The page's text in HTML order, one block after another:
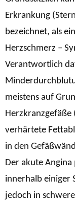
Erkrankung
bezeichnet, als
Herzschmerz –
Verantwortlich
meistens auf
verhärtete
in den
Der akute
innerhalb einiger
jedoch in